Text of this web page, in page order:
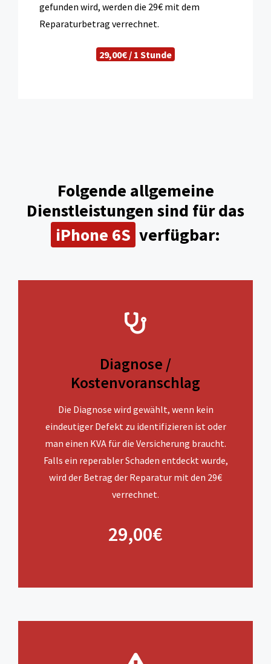
gefunden wird, werden die 29€ mit dem
Reparaturbetrag verrechnet.
29,00€ / 1 Stunde
Folgende allgemeine
Dienstleistungen sind für das
iPhone 6S verfügbar:
Diagnose /
Kostenvoranschlag
Die Diagnose wird gewählt, wenn kein
eindeutiger Defekt zu identifizieren ist oder
man einen KVA für die Versicherung braucht.
Falls ein reperabler Schaden entdeckt wurde,
wird der Betrag der Reparatur mit den 29€
verrechnet.
29,00€